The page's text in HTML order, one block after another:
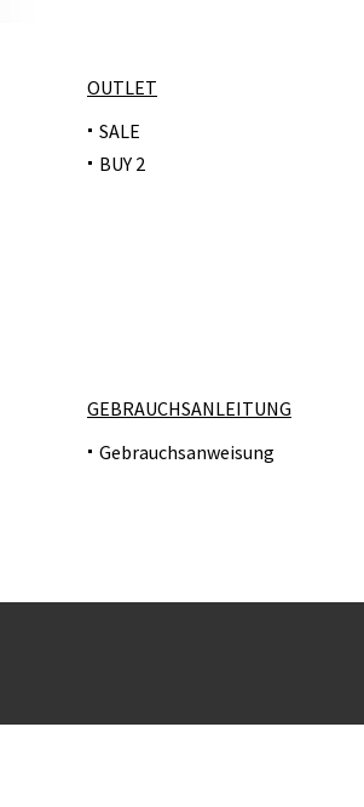
OUTLET
SALE
BUY 2
GEBRAUCHSANLEITUNG
Gebrauchsanweisung